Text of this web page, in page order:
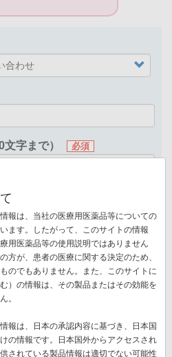
字まで）
報は、当社の医療用医薬品等についての
ます。したがって、このサイトの情報
用医薬品等の使用説明ではありません
方が、患者の医療に関する決定のため、
のでもありません。また、このサイトに
）の情報は、その製品またはその効能を
。
報は、日本の承認内容に基づき、日本国
の情報です。日本国外からアクセスされ
されている製品情報は適切でない可能性